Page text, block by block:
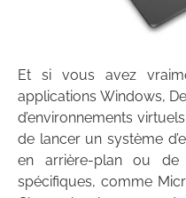
Et si vous avez
applications Windows,
d’environnements
de lancer un système
en arrière-plan ou de
spécifiques, comme